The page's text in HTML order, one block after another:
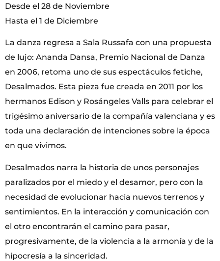
Desde el 28 de Noviembre
Hasta el 1 de Diciembre
La danza regresa a Sala Russafa con una propuesta
de lujo: Ananda Dansa, Premio Nacional de Danza
en 2006, retoma uno de sus espectáculos fetiche,
Desalmados. Esta pieza fue creada en 2011 por los
hermanos Edison y Rosángeles Valls para celebrar el
trigésimo aniversario de la compañía valenciana y es
toda una declaración de intenciones sobre la época
en que vivimos.
Desalmados narra la historia de unos personajes
paralizados por el miedo y el desamor, pero con la
necesidad de evolucionar hacia nuevos terrenos y
sentimientos. En la interacción y comunicación con
el otro encontrarán el camino para pasar,
progresivamente, de la violencia a la armonía y de la
hipocresía a la sinceridad.